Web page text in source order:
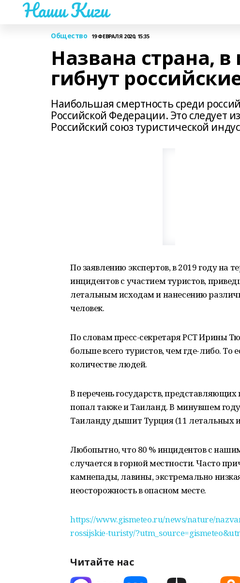
Наши Киги
Общество 19 ФЕВРАЛЯ 2020, 15:35
Названа страна,
гибнут
Наибольшая смертность среди
Российской Федерации. Это следует
Российский союз туристической
По заявлению экспертов, в 2019 году на
инцидентов с участием туристов,
летальным исходам и нанесению
человек.
По словам пресс-секретаря РСТ Ирины
больше всего туристов, чем где-либо. То
количестве людей.
В перечень государств,
попал также и Таиланд. В минувшем
Таиланду дышит Турция (11 летальных
Любопытно, что 80 % инцидентов с
случается в горной местности. Часто
камнепады, лавины, экстремально
неосторожность в опасном месте.
https://www.gismeteo.ru/news/nature/
rossijskie-turisty/
Читайте нас